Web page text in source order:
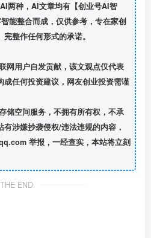
两种，AI文章均有【创业号AI智
能整合而成，仅供参考，专在家创
整作任何形式的承诺。
网用户自发贡献，该文观点仅代表
任何投资建议，网友创业投资需谨
储空间服务，不拥有所有权，不承
涉嫌抄袭侵权/违法违规的内容，
举报，一经查实，本站将立刻
THE END